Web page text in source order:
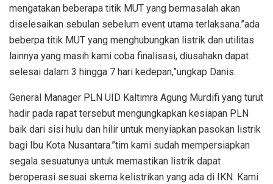
mengatakan beberapa titik MUT yang bermasalah akan
diselesaikan sebulan sebelum event utama terlaksana.”ada
beberpa titik MUT yang menghubungkan listrik dan utilitas
lainnya yang masih kami coba finalisasi, diusahakn dapat
selesai dalam 3 hingga 7 hari kedepan,”ungkap Danis.
General Manager PLN UID Kaltimra Agung Murdifi yang turut
hadir pada rapat tersebut mengungkapkan kesiapan PLN
baik dari sisi hulu dan hilir untuk menyiapkan pasokan listrik
bagi Ibu Kota Nusantara.”tim kami sudah mempersiapkan
segala sesuatunya untuk memastikan listrik dapat
beroperasi sesuai skema kelistrikan yang ada di IKN. Kami